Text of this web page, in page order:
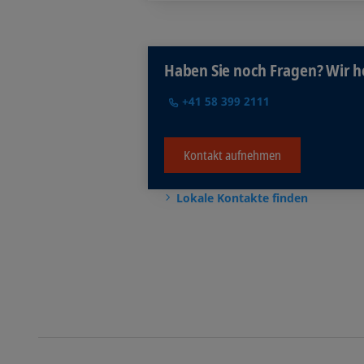
Präsident des
Mitglied des
Haben Sie noch Fragen? Wir
+41 58 399 2111
Kontakt aufnehmen
Lokale Kontakte finden